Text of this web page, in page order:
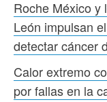
Roche México y
León impulsan
detectar cáncer
Calor extremo
por fallas en la